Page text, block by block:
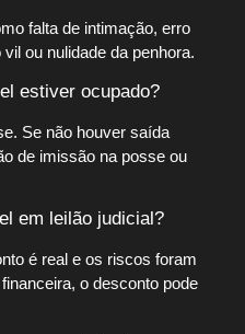
falta de intimação, erro
ou nulidade da penhora.
estiver ocupado?
Se não houver saída
de imissão na posse ou
em leilão judicial?
é real e os riscos foram
o desconto pode